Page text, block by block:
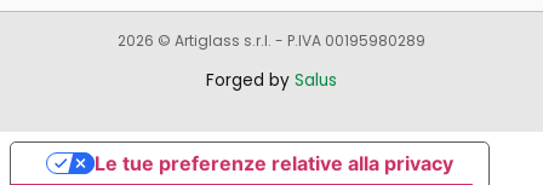
2026 © Artiglass s.r.l. - P.IVA 00195980289
Forged by Salus
Le tue preferenze relative alla privacy